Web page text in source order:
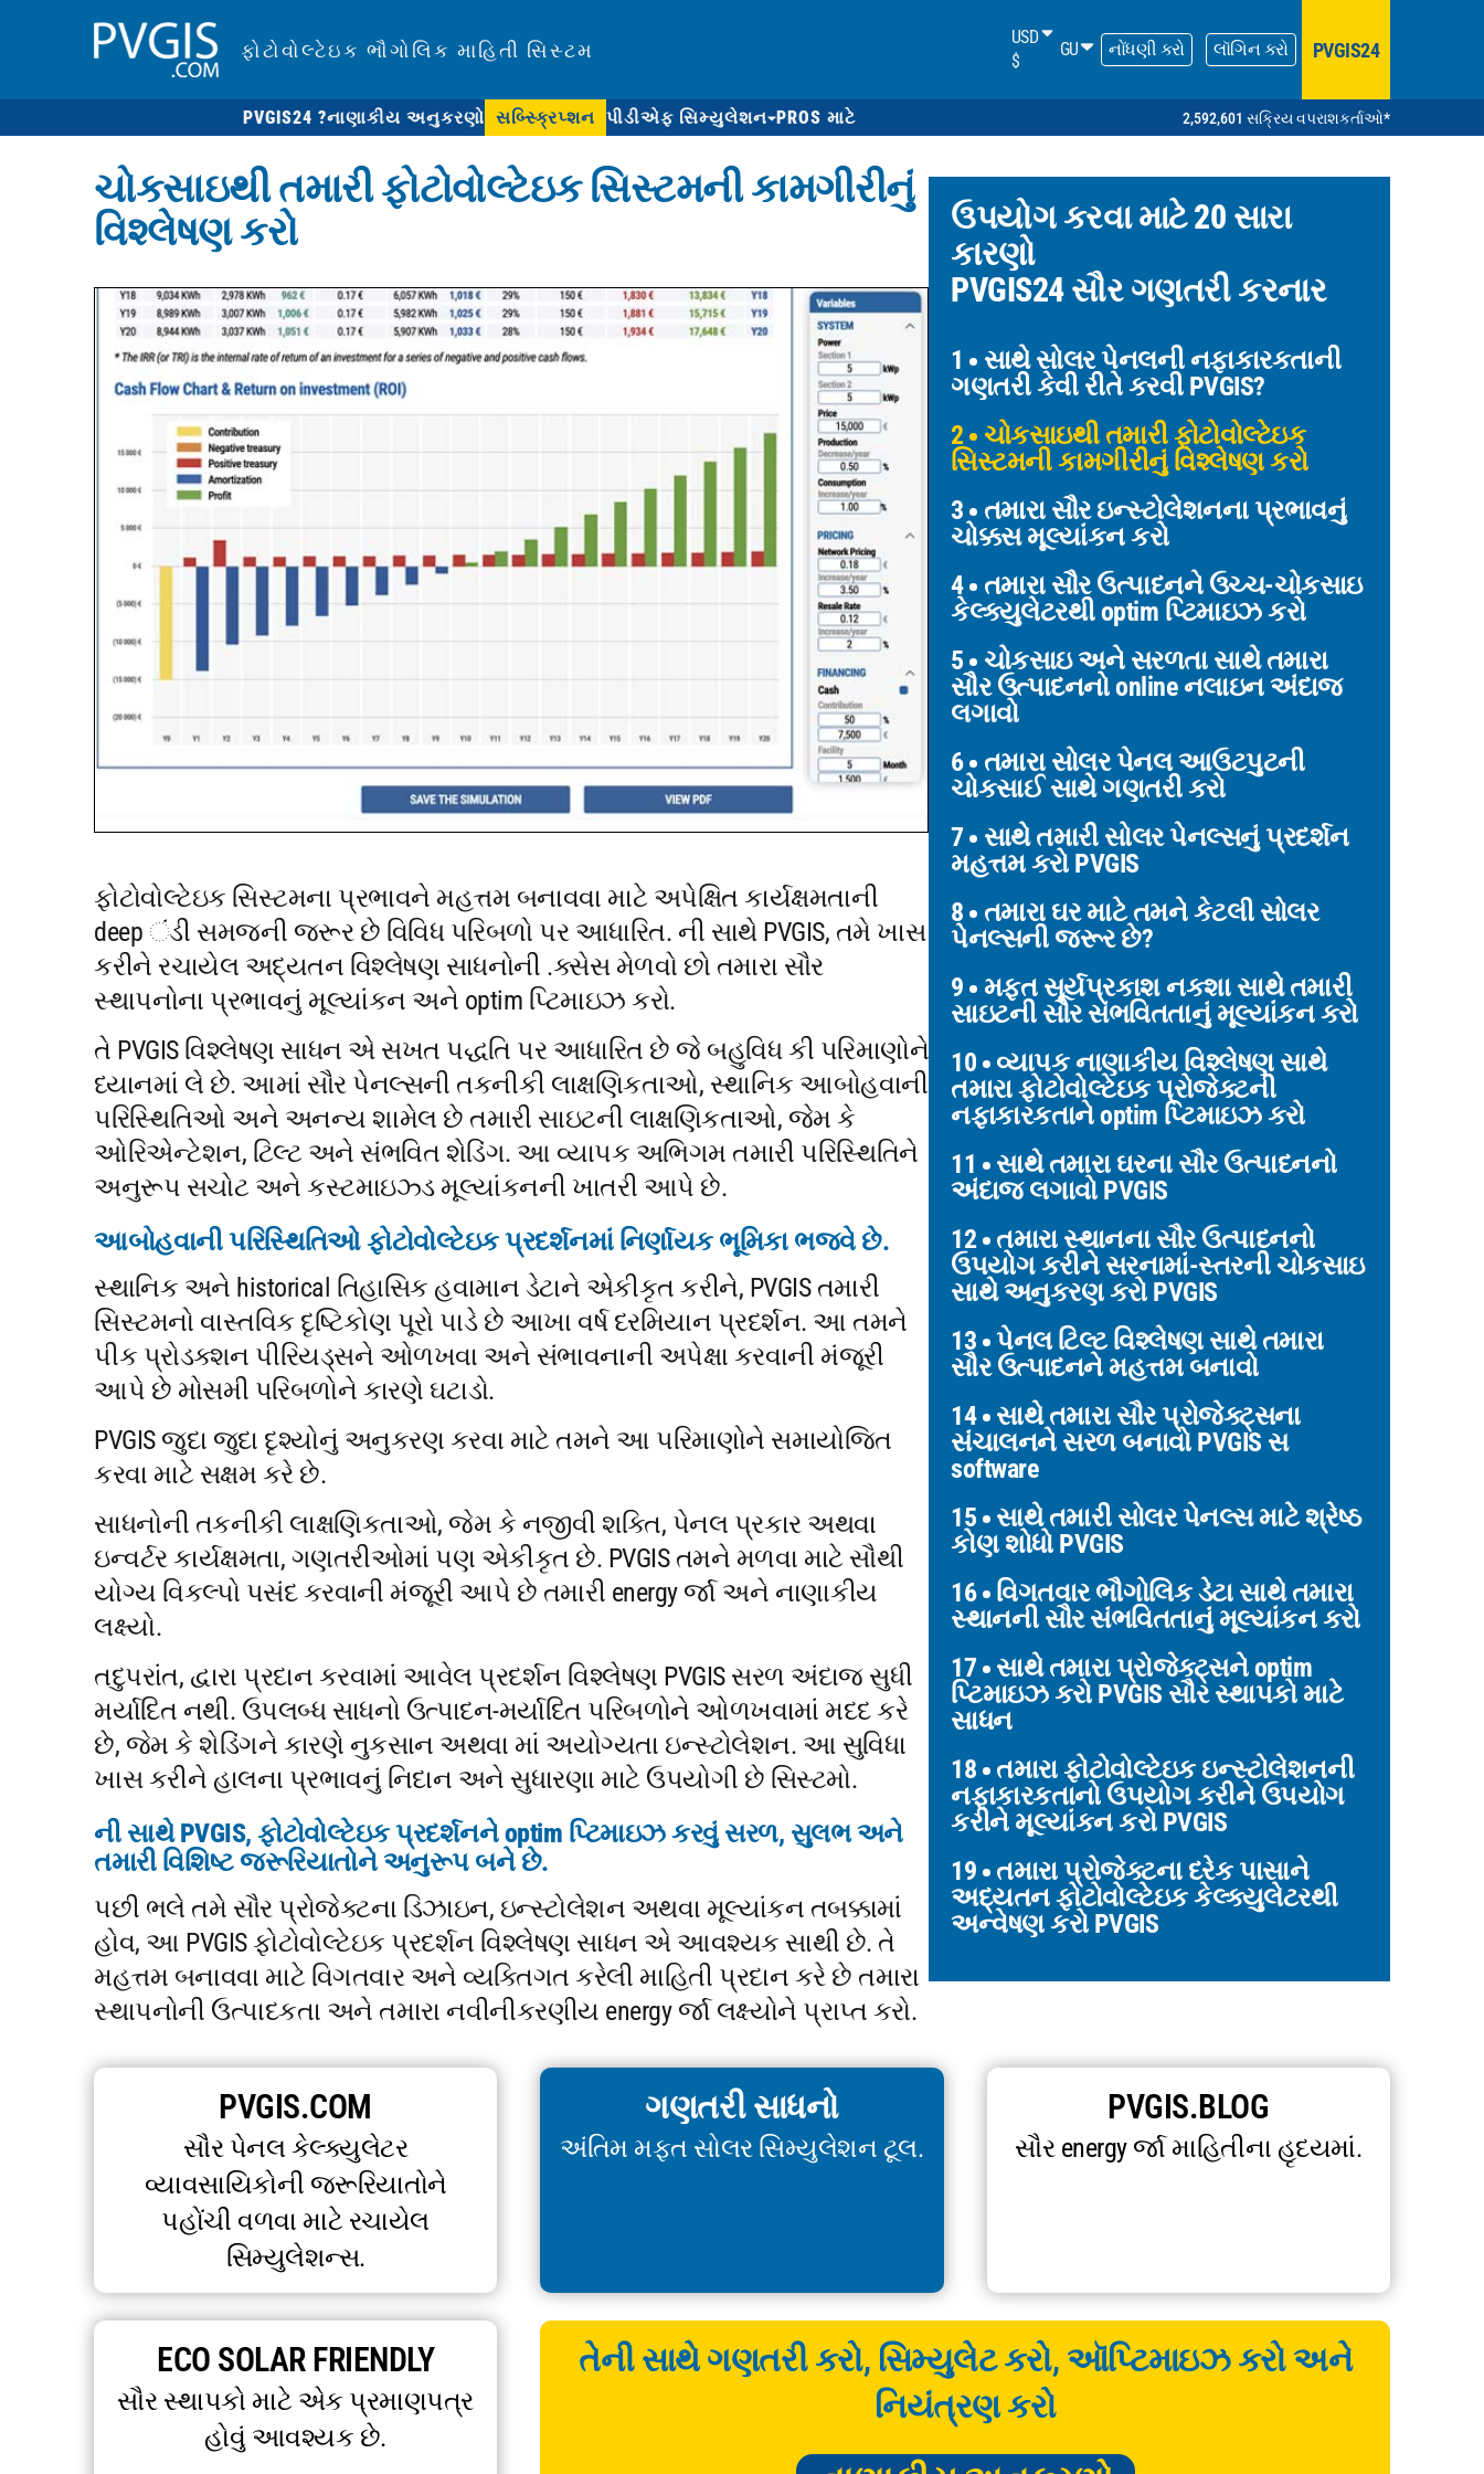
ફોટોવોલ્ટેઇક ભૌગોલિક માહિતી સિસ્ટમ
USD
$
GU નોંધણી કરો લૉગિન કરો PVGIS24
PVGIS24 ?નાણાકીય અનુકરણો સબ્સ્ક્રિપ્શન પીડીએફ સિમ્યુલેશન PROS માટે 2,592,601 સક્રિય વપરાશકર્તાઓ*
ચોકસાઇથી તમારી ફોટોવોલ્ટેઇક સિસ્ટમની કામગીરીનું
વિશ્લેષણ કરો
ફોટોવોલ્ટેઇક સિસ્ટમના પ્રભાવને મહત્તમ બનાવવા માટે અપેક્ષિત કાર્યક્ષમતાની
deep ંડી સમજની જરૂર છે વિવિધ પરિબળો પર આધારિત. ની સાથે PVGIS, તમે ખાસ
કરીને રચાયેલ અદ્યતન વિશ્લેષણ સાધનોની .ક્સેસ મેળવો છો તમારા સૌર
સ્થાપનોના પ્રભાવનું મૂલ્યાંકન અને optim પ્ટિમાઇઝ કરો.
તે PVGIS વિશ્લેષણ સાધન એ સખત પદ્ધતિ પર આધારિત છે જે બહુવિધ કી પરિમાણોને
ધ્યાનમાં લે છે. આમાં સૌર પેનલ્સની તકનીકી લાક્ષણિકતાઓ, સ્થાનિક આબોહવાની
પરિસ્થિતિઓ અને અનન્ય શામેલ છે તમારી સાઇટની લાક્ષણિકતાઓ, જેમ કે
ઓરિએન્ટેશન, ટિલ્ટ અને સંભવિત શેડિંગ. આ વ્યાપક અભિગમ તમારી પરિસ્થિતિને
અનુરૂપ સચોટ અને કસ્ટમાઇઝ્ડ મૂલ્યાંકનની ખાતરી આપે છે.
આબોહવાની પરિસ્થિતિઓ ફોટોવોલ્ટેઇક પ્રદર્શનમાં નિર્ણાયક ભૂમિકા ભજવે છે.
સ્થાનિક અને historical તિહાસિક હવામાન ડેટાને એકીકૃત કરીને, PVGIS તમારી
સિસ્ટમનો વાસ્તવિક દૃષ્ટિકોણ પૂરો પાડે છે આખા વર્ષ દરમિયાન પ્રદર્શન. આ તમને
પીક પ્રોડક્શન પીરિયડ્સને ઓળખવા અને સંભાવનાની અપેક્ષા કરવાની મંજૂરી
આપે છે મોસમી પરિબળોને કારણે ઘટાડો.
PVGIS જુદા જુદા દૃશ્યોનું અનુકરણ કરવા માટે તમને આ પરિમાણોને સમાયોજિત
કરવા માટે સક્ષમ કરે છે.
સાધનોની તકનીકી લાક્ષણિકતાઓ, જેમ કે નજીવી શક્તિ, પેનલ પ્રકાર અથવા
ઇન્વર્ટર કાર્યક્ષમતા, ગણતરીઓમાં પણ એકીકૃત છે. PVGIS તમને મળવા માટે સૌથી
યોગ્ય વિકલ્પો પસંદ કરવાની મંજૂરી આપે છે તમારી energy ર્જા અને નાણાકીય
લક્ષ્યો.
તદુપરાંત, દ્વારા પ્રદાન કરવામાં આવેલ પ્રદર્શન વિશ્લેષણ PVGIS સરળ અંદાજ સુધી
મર્યાદિત નથી. ઉપલબ્ધ સાધનો ઉત્પાદન-મર્યાદિત પરિબળોને ઓળખવામાં મદદ કરે
છે, જેમ કે શેડિંગને કારણે નુકસાન અથવા માં અયોગ્યતા ઇન્સ્ટોલેશન. આ સુવિધા
ખાસ કરીને હાલના પ્રભાવનું નિદાન અને સુધારણા માટે ઉપયોગી છે સિસ્ટમો.
ની સાથે PVGIS, ફોટોવોલ્ટેઇક પ્રદર્શનને optim પ્ટિમાઇઝ કરવું સરળ, સુલભ અને
તમારી વિશિષ્ટ જરૂરિયાતોને અનુરૂપ બને છે.
પછી ભલે તમે સૌર પ્રોજેક્ટના ડિઝાઇન, ઇન્સ્ટોલેશન અથવા મૂલ્યાંકન તબક્કામાં
હોવ, આ PVGIS ફોટોવોલ્ટેઇક પ્રદર્શન વિશ્લેષણ સાધન એ આવશ્યક સાથી છે. તે
મહત્તમ બનાવવા માટે વિગતવાર અને વ્યક્તિગત કરેલી માહિતી પ્રદાન કરે છે તમારા
સ્થાપનોની ઉત્પાદકતા અને તમારા નવીનીકરણીય energy ર્જા લક્ષ્યોને પ્રાપ્ત કરો.
ઉપયોગ કરવા માટે 20 સારા
કારણો
PVGIS24 સૌર ગણતરી કરનાર
1
સાથે સોલર પેનલની નફાકારકતાની
ગણતરી કેવી રીતે કરવી PVGIS?
2
ચોકસાઇથી તમારી ફોટોવોલ્ટેઇક
સિસ્ટમની કામગીરીનું વિશ્લેષણ કરો
3
તમારા સૌર ઇન્સ્ટોલેશનના પ્રભાવનું
ચોક્કસ મૂલ્યાંકન કરો
4
તમારા સૌર ઉત્પાદનને ઉચ્ચ-ચોકસાઇ
કેલ્ક્યુલેટરથી optim પ્ટિમાઇઝ કરો
5
ચોકસાઇ અને સરળતા સાથે તમારા
સૌર ઉત્પાદનનો online નલાઇન અંદાજ
લગાવો
6
તમારા સોલર પેનલ આઉટપુટની
ચોકસાઈ સાથે ગણતરી કરો
7
સાથે તમારી સોલર પેનલ્સનું પ્રદર્શન
મહત્તમ કરો PVGIS
8
તમારા ઘર માટે તમને કેટલી સોલર
પેનલ્સની જરૂર છે?
9
મફત સૂર્યપ્રકાશ નકશા સાથે તમારી
સાઇટની સૌર સંભવિતતાનું મૂલ્યાંકન કરો
10 વ્યાપક નાણાકીય વિશ્લેષણ સાથે
તમારા ફોટોવોલ્ટેઇક પ્રોજેક્ટની
નફાકારકતાને optim પ્ટિમાઇઝ કરો
11 સાથે તમારા ઘરના સૌર ઉત્પાદનનો
અંદાજ લગાવો PVGIS
12 તમારા સ્થાનના સૌર ઉત્પાદનનો
ઉપયોગ કરીને સરનામાં-સ્તરની ચોકસાઇ
સાથે અનુકરણ કરો PVGIS
13 પેનલ ટિલ્ટ વિશ્લેષણ સાથે તમારા
સૌર ઉત્પાદનને મહત્તમ બનાવો
14 સાથે તમારા સૌર પ્રોજેક્ટ્સના
સંચાલનને સરળ બનાવો PVGIS સ
software
15 સાથે તમારી સોલર પેનલ્સ માટે શ્રેષ્ઠ
કોણ શોધો PVGIS
16 વિગતવાર ભૌગોલિક ડેટા સાથે તમારા
સ્થાનની સૌર સંભવિતતાનું મૂલ્યાંકન કરો
17 સાથે તમારા પ્રોજેક્ટ્સને optim
પ્ટિમાઇઝ કરો PVGIS સૌર સ્થાપકો માટે
સાધન
18 તમારા ફોટોવોલ્ટેઇક ઇન્સ્ટોલેશનની
નફાકારકતાનો ઉપયોગ કરીને ઉપયોગ
કરીને મૂલ્યાંકન કરો PVGIS
19 તમારા પ્રોજેક્ટના દરેક પાસાને
અદ્યતન ફોટોવોલ્ટેઇક કેલ્ક્યુલેટરથી
અન્વેષણ કરો PVGIS
PVGIS.COM
સૌર પેનલ કેલ્ક્યુલેટર
વ્યાવસાયિકોની જરૂરિયાતોને
પહોંચી વળવા માટે રચાયેલ
સિમ્યુલેશન્સ.
ગણતરી સાધનો
અંતિમ મફત સોલર સિમ્યુલેશન ટૂલ.
PVGIS.BLOG
સૌર energy ર્જા માહિતીના હૃદયમાં.
ECO SOLAR FRIENDLY
સૌર સ્થાપકો માટે એક પ્રમાણપત્ર
હોવું આવશ્યક છે.
તેની સાથે ગણતરી કરો, સિમ્યુલેટ કરો, ઑપ્ટિમાઇઝ કરો અને
નિયંત્રણ કરો